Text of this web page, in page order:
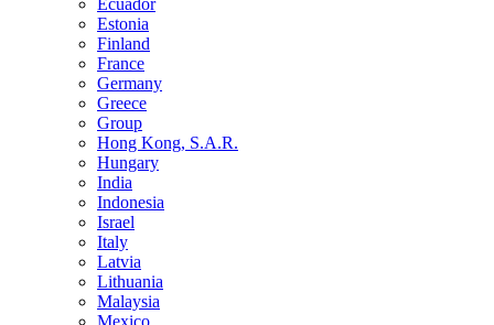
Ecuador
Estonia
Finland
France
Germany
Greece
Group
Hong Kong, S.A.R.
Hungary
India
Indonesia
Israel
Italy
Latvia
Lithuania
Malaysia
Mexico